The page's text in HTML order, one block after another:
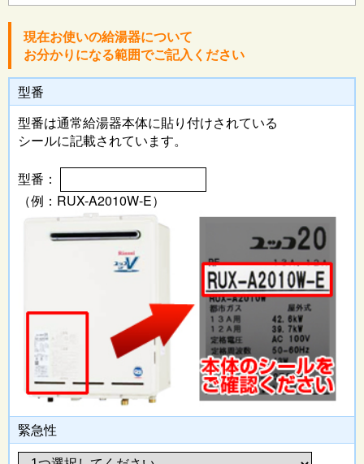
現在お使いの給湯器について
お分かりになる範囲でご記入ください
型番
型番は通常給湯器本体に貼り付けされている
シールに記載されています。
型番：
（例：RUX-A2010W-E）
緊急性